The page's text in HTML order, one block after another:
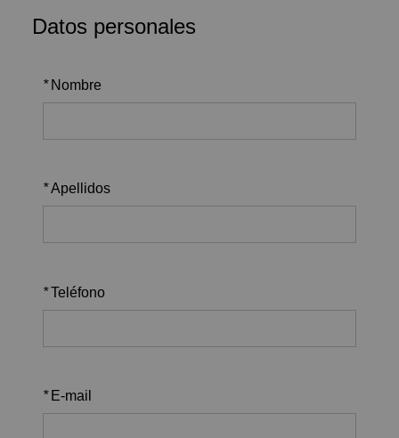
Datos personales
* Nombre
*Apellidos
*Teléfono
* E-mail